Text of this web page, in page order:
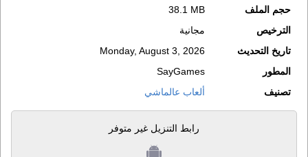
حجم الملف
38.1 MB
الترخيص
مجانية
تاريخ التحديث
Monday, August 3, 2026
المطور
SayGames
تصنيف
ألعاب عالماشي
رابط التنزيل غير متوفر